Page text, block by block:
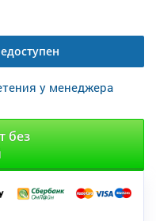
у менеджера
без